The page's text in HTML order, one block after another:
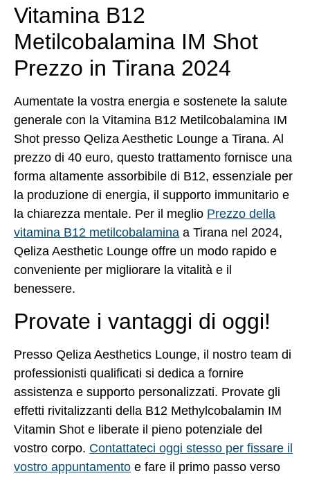
Vitamina B12
Metilcobalamina IM Shot
Prezzo in Tirana 2024
Aumentate la vostra energia e sostenete la salute
generale con la Vitamina B12 Metilcobalamina IM
Shot presso Qeliza Aesthetic Lounge a Tirana. Al
prezzo di 40 euro, questo trattamento fornisce una
forma altamente assorbibile di B12, essenziale per
la produzione di energia, il supporto immunitario e
la chiarezza mentale. Per il meglio Prezzo della
vitamina B12 metilcobalamina a Tirana nel 2024,
Qeliza Aesthetic Lounge offre un modo rapido e
conveniente per migliorare la vitalità e il
benessere.
Provate i vantaggi di oggi!
Presso Qeliza Aesthetics Lounge, il nostro team di
professionisti qualificati si dedica a fornire
assistenza e supporto personalizzati. Provate gli
effetti rivitalizzanti della B12 Methylcobalamin IM
Vitamin Shot e liberate il pieno potenziale del
vostro corpo. Contattateci oggi stesso per fissare il
vostro appuntamento e fare il primo passo verso